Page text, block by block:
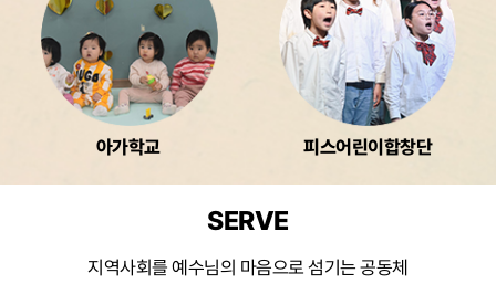
아가학교 피스어린이합창단
SERVE
지역사회를 예수님의 마음으로 섬기는 공동체